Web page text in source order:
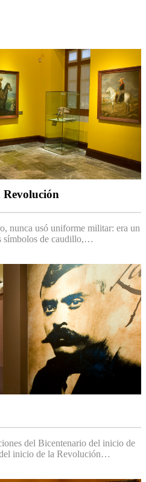
Revolución
nunca usó uniforme militar: era un
símbolos de caudillo,…
del Bicentenario del inicio de
inicio de la Revolución…